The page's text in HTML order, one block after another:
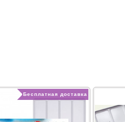
Бесплатная доставка